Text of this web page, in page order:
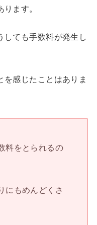
ます。
しても手数料が発生し
を感じたことはありま
料をとられるの
にもめんどくさ